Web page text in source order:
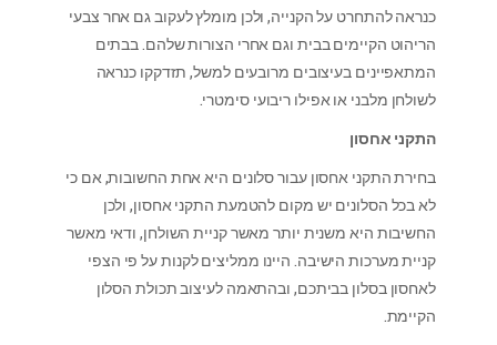
כנראה להתחרט על הקנייה, ולכן מומלץ לעקוב גם אחר צבעי
הריהוט הקיימים בבית וגם אחרי הצורות שלהם. בבתים
המתאפיינים בעיצובים מרובעים למשל, תזדקקו כנראה
לשולחן מלבני או אפילו ריבועי סימטרי.
התקני אחסון
בחירת התקני אחסון עבור סלונים היא אחת החשובות, אם כי
לא בכל הסלונים יש מקום להטמעת התקני אחסון, ולכן
החשיבות היא משנית יותר מאשר קניית השולחן, ודאי מאשר
קניית מערכות הישיבה. היינו ממליצים לקנות על פי הצפי
לאחסון בסלון בביתכם, ובהתאמה לעיצוב תכולת הסלון
הקיימת.